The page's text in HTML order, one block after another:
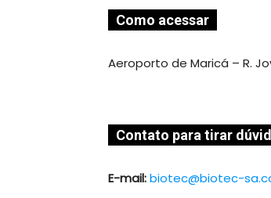
Como acessar
Aeroporto de Maricá – R.
Contato para tirar
E-mail:biotec@biotec-